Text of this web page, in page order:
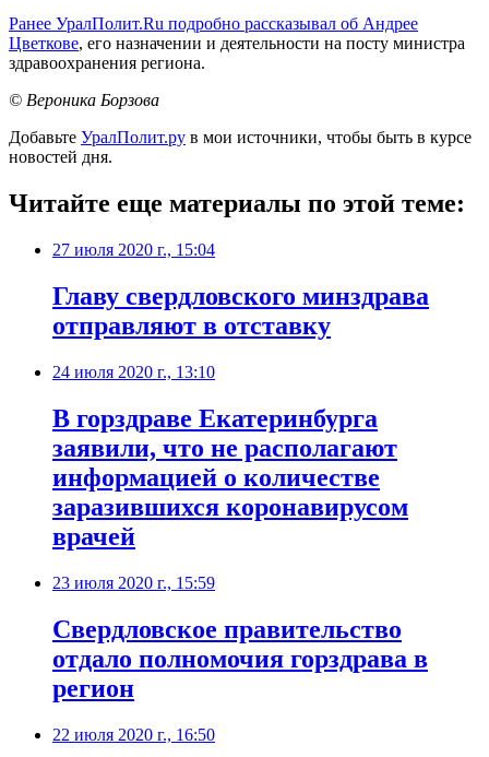
Ранее УралПолит.Ru подробно рассказывал об Андрее
Цветкове, его назначении и деятельности на посту министра
здравоохранения региона.
© Вероника Борзова
Добавьте УралПолит.ру в мои источники, чтобы быть в курсе
новостей дня.
Читайте еще материалы по этой теме:
27 июля 2020 г., 15:04
​Главу свердловского минздрава
отправляют в отставку
24 июля 2020 г., 13:10
​В горздраве Екатеринбурга
заявили, что не располагают
информацией о количестве
заразившихся коронавирусом
врачей
23 июля 2020 г., 15:59
​Свердловское правительство
отдало полномочия горздрава в
регион
22 июля 2020 г., 16:50